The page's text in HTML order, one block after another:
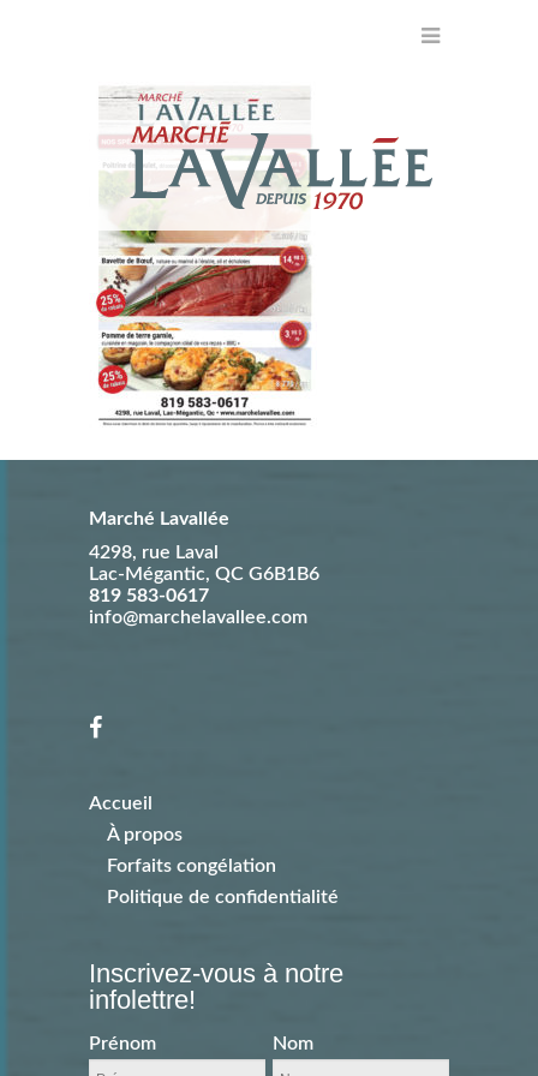
Marché Lavallée
4298, rue Laval
Lac-Mégantic, QC G6B1B6
819 583-0617
info@marchelavallee.com
Accueil
À propos
Forfaits congélation
Politique de confidentialité
Inscrivez-vous à notre
infolettre!
Prénom Nom